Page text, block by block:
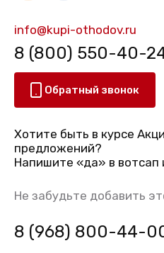
info@kupi-othodov.ru
8 (800) 550-40-
Обратный звонок
Хотите быть в курсе
предложений?
Напишите «да» в вотсап
Не забудьте добавить
8 (968) 800-44-